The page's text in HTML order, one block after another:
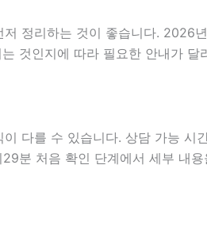
정리하는 것이 좋습니다.
것인지에 따라 필요한 안내가
다를 수 있습니다. 상담 가능
분 처음 확인 단계에서 세부 내